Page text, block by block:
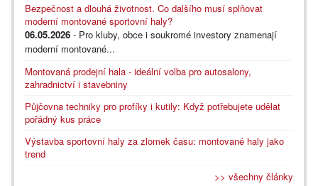
Bezpečnost a dlouhá životnost. Co dalšího musí splňovat
moderní montované sportovní haly?
06.05.2026 - Pro kluby, obce i soukromé investory znamenají
moderní montované...
Montovaná prodejní hala - ideální volba pro autosalony,
zahradnictví i stavebniny
Půjčovna techniky pro profíky i kutily: Když potřebujete udělat
pořádný kus práce
Výstavba sportovní haly za zlomek času: montované haly jako
trend
>> všechny články